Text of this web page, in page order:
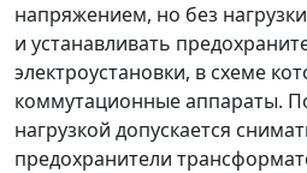
напряжением, но без
и устанавливать
электроустановки, в схеме
коммутационные аппараты.
нагрузкой допускается
предохранители